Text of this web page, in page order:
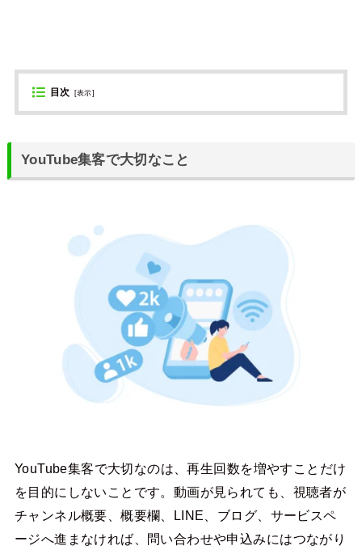
目次 [表示]
YouTube集客で大切なこと
YouTube集客で大切なのは、再生回数を増やすことだけ
を目的にしないことです。動画が見られても、視聴者が
チャンネル概要、概要欄、LINE、ブログ、サービスペ
ージへ進まなければ、問い合わせや申込みにはつながり